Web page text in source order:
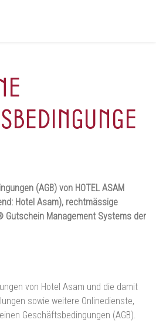
(AGB) von HOTEL ASAM
Hotel Asam), rechtmässige
Gutschein Management Systems der
von Hotel Asam und die damit
sowie weitere Onlinedienste,
Geschäftsbedingungen (AGB).